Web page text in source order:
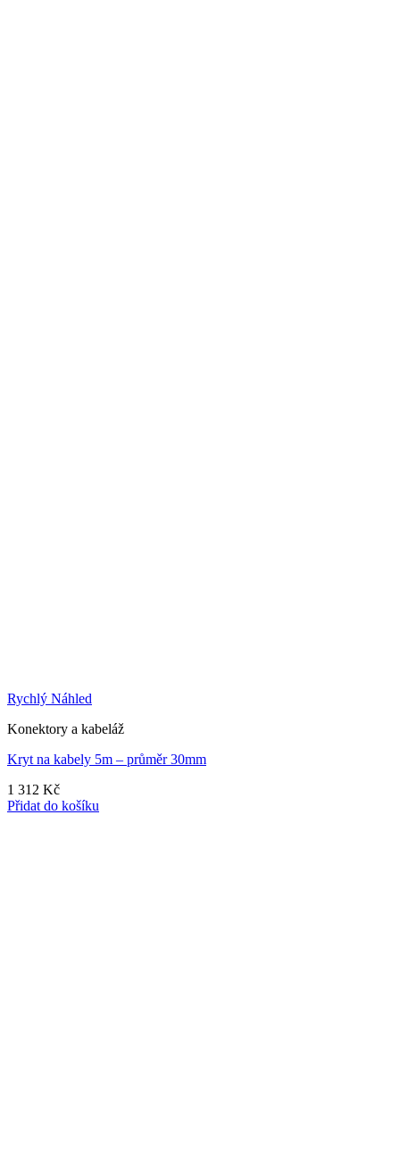
Rychlý Náhled
Konektory a kabeláž
Kryt na kabely 5m – průměr 30mm
1 312 Kč
Přidat do košíku